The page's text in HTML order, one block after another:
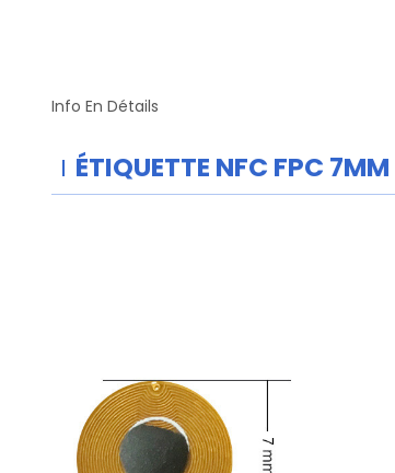
Info En Détails
ÉTIQUETTE NFC FPC 7MM